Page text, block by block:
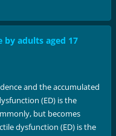
by adults aged 17
and the accumulated
(ED) is the
but becomes
dysfunction (ED) is the